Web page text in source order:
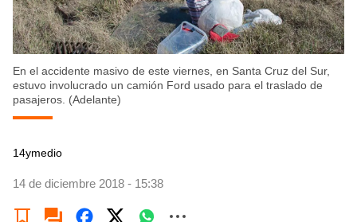
En el accidente masivo de este viernes, en Santa Cruz del Sur,
estuvo involucrado un camión Ford usado para el traslado de
pasajeros. (Adelante)
14ymedio
14 de diciembre 2018 - 15:38